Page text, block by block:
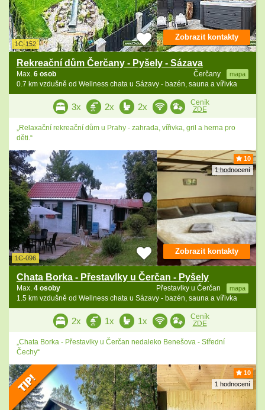
1C-152
Rekreační dům Čerčany - Pyšely - Sázava
Čerčany mapa
Max. 6 osob
0.7 km vzdušně od Wellness chata u Sázavy - bazén, sauna a vířivka
Zobrazit kontakty
3x 2x 2x
Ceník
ZDE
„Relaxační rekreační dům u Prahy - zahrada, vířivka, gril a herna pro
děti.“
10
1 hodnocení
1C-096
Chata Borka - Přestavlky u Čerčan - Pyšely
Přestavlky u Čerčan mapa
Max. 4 osoby
1.5 km vzdušně od Wellness chata u Sázavy - bazén, sauna a vířivka
Zobrazit kontakty
2x 1x 1x
Ceník
ZDE
„Chata Borka - Přestavlky u Čerčan nedaleko Benešova - Střední
Čechy“
10
1 hodnocení